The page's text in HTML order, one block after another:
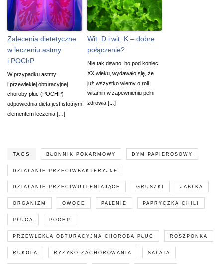
Zalecenia dietetyczne
w leczeniu astmy
i POChP
W przypadku astmy
i przewlekłej obturacyjnej
choroby płuc (POCHP)
odpowiednia dieta jest istotnym
elementem leczenia […]
Wit. D i wit. K – dobre
połączenie?
Nie tak dawno, bo pod koniec
XX wieku, wydawało się, że
już wszystko wiemy o roli
witamin w zapewnieniu pełni
zdrowia […]
TAGS BŁONNIK POKARMOWY DYM PAPIEROSOWY
DZIAŁANIE PRZECIWBAKTERYJNE
DZIAŁANIE PRZECIWUTLENIAJĄCE GRUSZKI JABŁKA
ORGANIZM OWOCE PALENIE PAPRYCZKA CHILI
PŁUCA POCHP
PRZEWLEKŁA OBTURACYJNA CHOROBA PŁUC ROSZPONKA
RUKOLA RYZYKO ZACHOROWANIA SAŁATA